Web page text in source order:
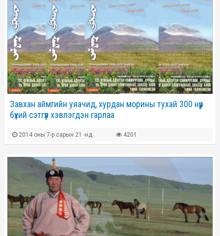
Завхан аймгийн уяачид, хурдан морины тухай 300 нүүр
бүхий сэтгүүл хэвлэгдэн гарлаа
2014 оны 7-р сарын 21 -нд 4201